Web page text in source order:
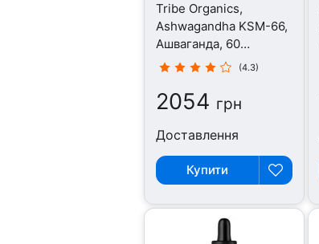
Tribe Organics,
Ashwagandha KSM-66,
Ашваганда, 60
таблеток
(4.3)
2054 грн
Доставлення
Купити